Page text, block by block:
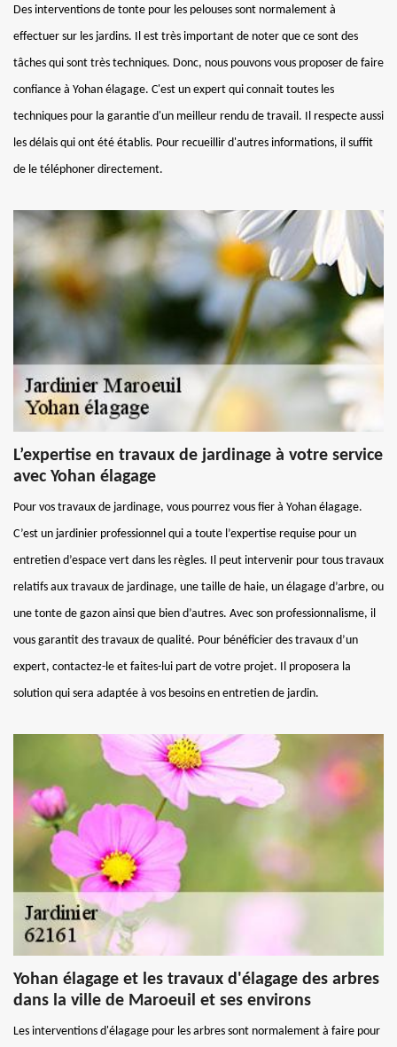
Des interventions de tonte pour les pelouses sont normalement à
effectuer sur les jardins. Il est très important de noter que ce sont des
tâches qui sont très techniques. Donc, nous pouvons vous proposer de faire
confiance à Yohan élagage. C'est un expert qui connait toutes les
techniques pour la garantie d'un meilleur rendu de travail. Il respecte aussi
les délais qui ont été établis. Pour recueillir d'autres informations, il suffit
de le téléphoner directement.
L’expertise en travaux de jardinage à votre service
avec Yohan élagage
Pour vos travaux de jardinage, vous pourrez vous fier à Yohan élagage.
C’est un jardinier professionnel qui a toute l’expertise requise pour un
entretien d’espace vert dans les règles. Il peut intervenir pour tous travaux
relatifs aux travaux de jardinage, une taille de haie, un élagage d’arbre, ou
une tonte de gazon ainsi que bien d’autres. Avec son professionnalisme, il
vous garantit des travaux de qualité. Pour bénéficier des travaux d’un
expert, contactez-le et faites-lui part de votre projet. Il proposera la
solution qui sera adaptée à vos besoins en entretien de jardin.
Yohan élagage et les travaux d'élagage des arbres
dans la ville de Maroeuil et ses environs
Les interventions d'élagage pour les arbres sont normalement à faire pour